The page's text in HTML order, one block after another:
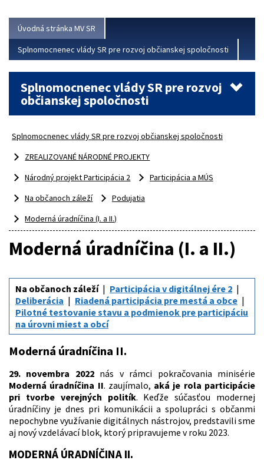
Úvodná stránka MV SR
Splnomocnenec vlády SR pre rozvoj občianskej spoločnosti
Splnomocnenec vlády SR pre rozvoj
občianskej spoločnosti
Splnomocnenec vlády SR pre rozvoj občianskej spoločnosti
ZREALIZOVANÉ NÁRODNÉ PROJEKTY
Národný projekt Participácia 2
Participácia a MÚS
Na občanoch záleží
Podujatia
Moderná úradníčina (I. a II.)
Moderná úradníčina (I. a II.)
Na občanoch záleží
Participácia v digitálnej ére 2
Deliberácia
Riadená participácia pre mestá a obce
Pilotné testovanie stavu a podmienok pre participáciu
na úrovni miest a obcí
Moderná úradníčina II.
29. novembra 2022nás v rámci pokračovania minisérie
Moderná úradníčina II. zaujímalo, aká je rola participácie
pri tvorbe verejných politík. Keďže súčasťou modernej
úradníčiny je dnes pri komunikácii a spolupráci s občanmi
nepochybne využívanie digitálnych nástrojov, predstavili sme
aj nový vzdelávací blok, ktorý pripravujeme v roku 2023.
MODERNÁ ÚRADNÍČINA II.